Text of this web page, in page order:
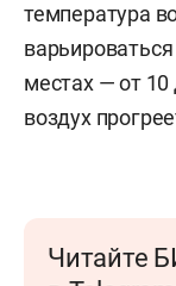
температура
местах — от
воздух
Читайте